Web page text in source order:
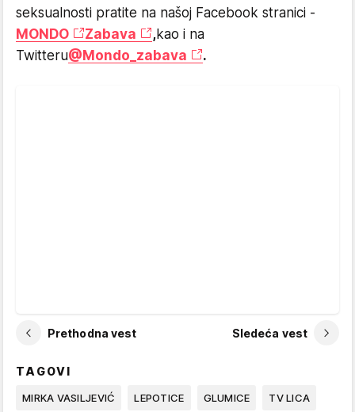
seksualnosti pratite na našoj Facebook stranici -
MONDO
Zabava ,kao i na
Twitteru@Mondo_zabava .
Prethodna vest Sledeća vest
TAGOVI
MIRKA VASILJEVIĆ LEPOTICE GLUMICE TV LICA